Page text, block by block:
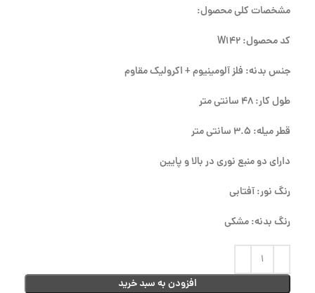
مشخصات کلی محصول:
کد محصول: W142
جنس بدنه: فلز آلومینیوم + اکرولیک مقاوم
طول کار: 48 سانتی متر
قطر میله: 3.5 سانتی متر
دارای دو منبع نوری در بالا و پایین
رنگ نور: آفتابی
رنگ بدنه: مشکی
افزودن به سبد خرید